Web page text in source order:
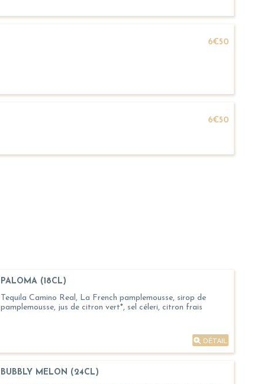
6€50
6€50
PALOMA (18CL)
Tequila Camino Real, La French pamplemousse, sirop de
pamplemousse, jus de citron vert*, sel céleri, citron frais
DÉTAIL
BUBBLY MELON (24CL)